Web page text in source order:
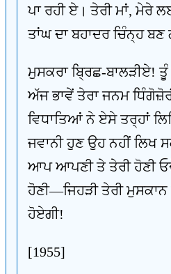
ਪਾ ਰਹੀ ਏ। ਤੇਰੀ ਮਾਂ, ਮੇਰੇ
ਤਾਂਘ ਦਾ ਬਹਾਦਰ ਚਿੰਨ੍ਹ
ਮੁਸਕਰਾ ਬ੍ਰਿਛ-ਬਾਲੜੀਏ!
ਅੱਜ ਭਾਵੇਂ ਤੇਰਾ ਜਨਮ
ਵਿਧਾਤਿਆਂ ਨੇ ਏਸੇ ਤਰ੍ਹਾਂ
ਜਵਾਨੀ ਹੁਣ ਉਹ ਨਹੀਂ
ਆਪ ਆਪਣੀ ਤੇ ਤੇਰੀ ਹੋਣੀ
ਹੋਣੀ—ਜਿਹੜੀ ਤੇਰੀ ਮੁਸਕਾਨ
ਹੋਏਗੀ!
[1955]